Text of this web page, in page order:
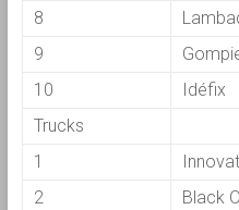
8
9
10
Idéfix
Trucks
1
2
Black